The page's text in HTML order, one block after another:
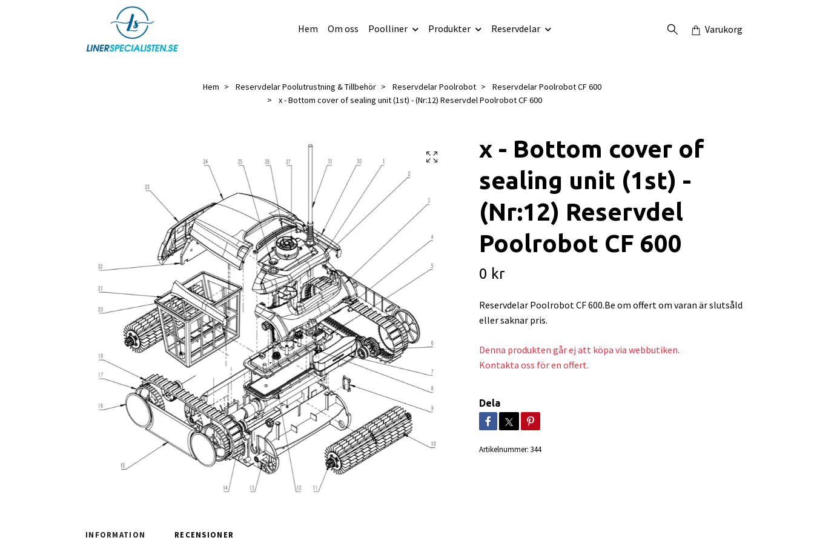
Hem Om oss Poolliner Produkter Reservdelar Varukorg
Hem Reservdelar Poolutrustning & Tillbehör Reservdelar Poolrobot
Reservdelar Poolrobot CF 600
x - Bottom cover of sealing unit (1st) - (Nr:12) Reservdel Poolrobot CF 600
x - Bottom cover of
sealing unit (1st) -
(Nr:12) Reservdel
Poolrobot CF 600
0 kr
Reservdelar Poolrobot CF 600.Be om offert om varan är slutsåld
eller saknar pris.
Denna produkten går ej att köpa via webbutiken.
Kontakta oss för en offert.
Dela
Artikelnummer: 344
INFORMATION RECENSIONER